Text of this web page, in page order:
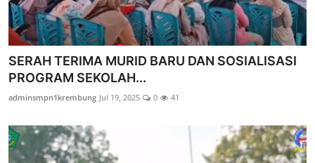
SERAH TERIMA MURID BARU DAN SOSIALISASI
PROGRAM SEKOLAH...
adminsmpn1krembung Jul 19, 2025 0 41